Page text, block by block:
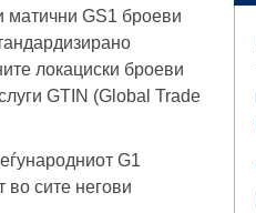
матични GS1 броеви
локациски броеви
GTIN (Global Trade
G1
во сите негови